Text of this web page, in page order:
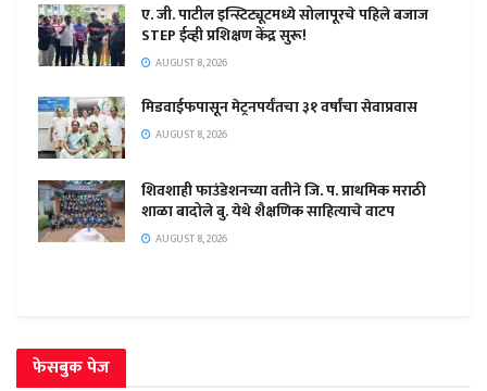
ए. जी. पाटील इन्स्टिट्यूटमध्ये सोलापूरचे पहिले बजाज
STEP ईव्ही प्रशिक्षण केंद्र सुरू!
AUGUST 8, 2026
मिडवाईफपासून मेट्रनपर्यंतचा ३१ वर्षांचा सेवाप्रवास
AUGUST 8, 2026
शिवशाही फाउंडेशनच्या वतीने जि. प. प्राथमिक मराठी
शाळा बादोले बु. येथे शैक्षणिक साहित्याचे वाटप
AUGUST 8, 2026
फेसबुक पेज